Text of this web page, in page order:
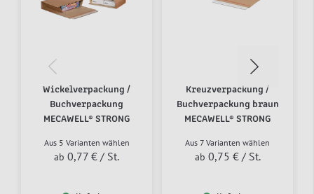
Wickelverpackung /
Buchverpackung
MECAWELL® STRONG
Aus 5 Varianten wählen
ab 0,77 € / St.
Kreuzverpackung /
Buchverpackung braun
MECAWELL® STRONG
Aus 7 Varianten wählen
ab 0,75 € / St.